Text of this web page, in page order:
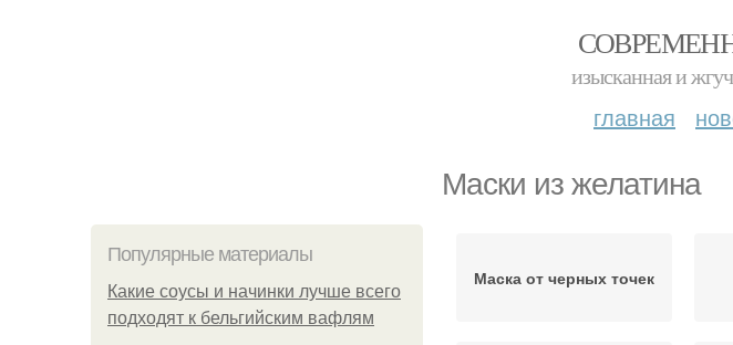
изысканная и
главная
Маски из желатина
Популярные материалы
Какие соусы и начинки лучше всего
подходят к бельгийским вафлям
Маска от черных точек